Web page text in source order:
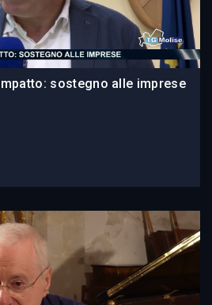
sostegno alle imprese